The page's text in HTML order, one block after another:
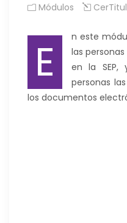
Módulos
E
n este
las
en la SEP,
personas
los documentos